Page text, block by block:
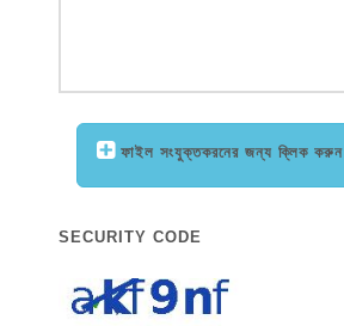
ফাইল সংযুক্তকরনের জন্য ক্লিক করুন
SECURITY CODE